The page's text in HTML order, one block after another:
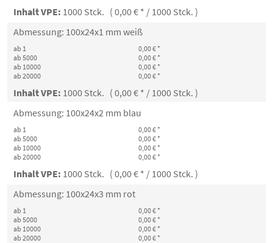
Inhalt VPE: 1000 Stck. ( 0,00 € * / 1000 Stck. )
Abmessung: 100x24x1 mm weiß
ab 1
0,00 € *
ab 5000
0,00 € *
ab 10000
0,00 € *
ab 20000
0,00 € *
Inhalt VPE: 1000 Stck. ( 0,00 € * / 1000 Stck. )
Abmessung: 100x24x2 mm blau
ab 1
0,00 € *
ab 5000
0,00 € *
ab 10000
0,00 € *
ab 20000
0,00 € *
Inhalt VPE: 1000 Stck. ( 0,00 € * / 1000 Stck. )
Abmessung: 100x24x3 mm rot
ab 1
0,00 € *
ab 5000
0,00 € *
ab 10000
0,00 € *
ab 20000
0,00 € *